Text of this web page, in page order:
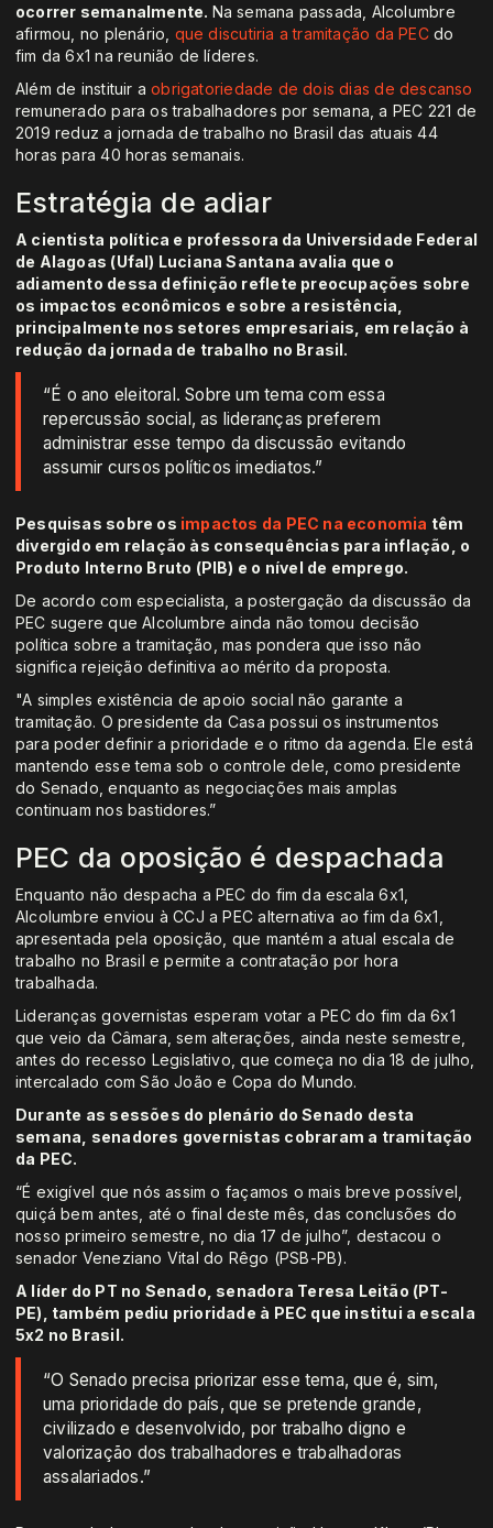
ocorrer semanalmente. Na semana passada, Alcolumbre
afirmou, no plenário, que discutiria a tramitação da PECdo
fim da 6x1 na reunião de líderes.
Além de instituir aobrigatoriedade de dois dias de descanso
remunerado para os trabalhadores por semana, a PEC 221 de
2019 reduz a jornada de trabalho no Brasil das atuais 44
horas para 40 horas semanais.
Estratégia de adiar
A cientista política e professora da Universidade Federal
de Alagoas (Ufal) Luciana Santana avalia que o
adiamento dessa definição reflete preocupações sobre
os impactos econômicos e sobre a resistência,
principalmente nos setores empresariais, em relação à
redução da jornada de trabalho no Brasil.
“É o ano eleitoral. Sobre um tema com essa
repercussão social, as lideranças preferem
administrar esse tempo da discussão evitando
assumir cursos políticos imediatos.”
Pesquisas sobre os impactos da PEC na economia têm
divergido em relação às consequências para inflação, o
Produto Interno Bruto (PIB) e o nível de emprego.
De acordo com especialista, a postergação da discussão da
PEC sugere que Alcolumbre ainda não tomou decisão
política sobre a tramitação, mas pondera que isso não
significa rejeição definitiva ao mérito da proposta.
"A simples existência de apoio social não garante a
tramitação. O presidente da Casa possui os instrumentos
para poder definir a prioridade e o ritmo da agenda. Ele está
mantendo esse tema sob o controle dele, como presidente
do Senado, enquanto as negociações mais amplas
continuam nos bastidores.”
PEC da oposição é despachada
Enquanto não despacha a PEC do fim da escala 6x1,
Alcolumbre enviou à CCJ a PEC alternativa ao fim da 6x1,
apresentada pela oposição, que mantém a atual escala de
trabalho no Brasil e permite a contratação por hora
trabalhada.
Lideranças governistas esperam votar a PEC do fim da 6x1
que veio da Câmara, sem alterações, ainda neste semestre,
antes do recesso Legislativo, que começa no dia 18 de julho,
intercalado com São João e Copa do Mundo.
Durante as sessões do plenário do Senado desta
semana, senadores governistas cobraram a tramitação
da PEC.
“É exigível que nós assim o façamos o mais breve possível,
quiçá bem antes, até o final deste mês, das conclusões do
nosso primeiro semestre, no dia 17 de julho”, destacou o
senador Veneziano Vital do Rêgo (PSB-PB).
A líder do PT no Senado, senadora Teresa Leitão (PT-
PE), também pediu prioridade à PEC que institui a escala
5x2 no Brasil.
“O Senado precisa priorizar esse tema, que é, sim,
uma prioridade do país, que se pretende grande,
civilizado e desenvolvido, por trabalho digno e
valorização dos trabalhadores e trabalhadoras
assalariados.”